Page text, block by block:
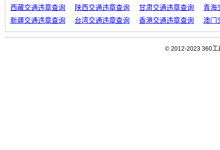
西藏交通违章查询
陕西交通违章查询 甘肃交通违章查询
青海
新疆交通违章查询
台湾交通违章查询 香港交通违章查询 澳门
© 2012-2023 360工